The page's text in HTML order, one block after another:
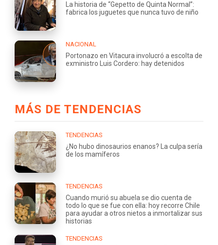
La historia de “Gepetto de Quinta Normal”:
fabrica los juguetes que nunca tuvo de niño
NACIONAL
Portonazo en Vitacura involucró a escolta de
exministro Luis Cordero: hay detenidos
MÁS DE TENDENCIAS
TENDENCIAS
¿No hubo dinosaurios enanos? La culpa sería
de los mamíferos
TENDENCIAS
Cuando murió su abuela se dio cuenta de
todo lo que se fue con ella: hoy recorre Chile
para ayudar a otros nietos a inmortalizar sus
historias
TENDENCIAS